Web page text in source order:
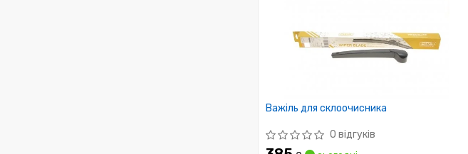
Важіль для склоочисника
0 відгуків